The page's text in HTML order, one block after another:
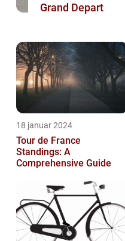
Grand Depart
18 januar 2024
Tour de France
Standings: A
Comprehensive Guide